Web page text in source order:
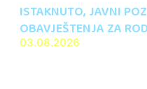
ISTAKNUTO, JAVNI
OBAVJEŠTENJA ZA
03.08.2026